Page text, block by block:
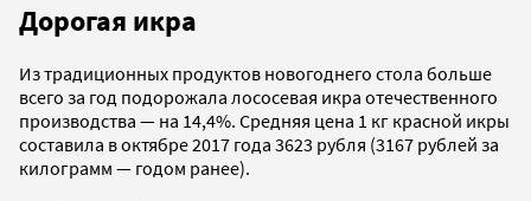
Дорогая икра
Из традиционных продуктов новогоднего стола больше
всего за год подорожала лососевая икра отечественного
производства — на 14,4%. Средняя цена 1 кг красной икры
составила в октябре 2017 года 3623 рубля (3167 рублей за
килограмм — годом ранее).